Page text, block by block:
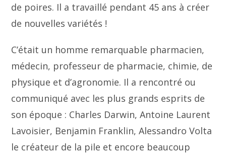
de poires. Il a travaillé pendant 45 ans à créer
de nouvelles variétés !
C’était un homme remarquable pharmacien,
médecin, professeur de pharmacie, chimie, de
physique et d’agronomie. Il a rencontré ou
communiqué avec les plus grands esprits de
son époque : Charles Darwin, Antoine Laurent
Lavoisier, Benjamin Franklin, Alessandro Volta
le créateur de la pile et encore beaucoup